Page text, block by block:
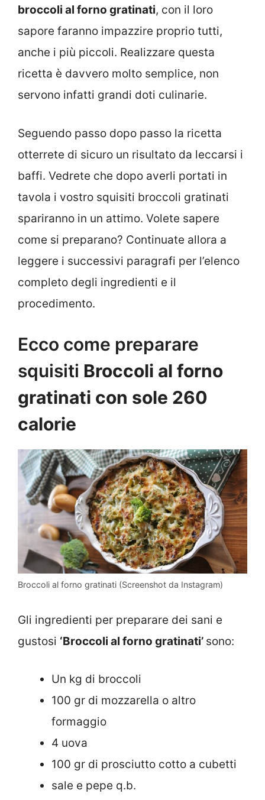
broccoli al forno gratinati, con il loro
sapore faranno impazzire proprio tutti,
anche i più piccoli. Realizzare questa
ricetta è davvero molto semplice, non
servono infatti grandi doti culinarie.
Seguendo passo dopo passo la ricetta
otterrete di sicuro un risultato da leccarsi i
baffi. Vedrete che dopo averli portati in
tavola i vostro squisiti broccoli gratinati
spariranno in un attimo. Volete sapere
come si preparano? Continuate allora a
leggere i successivi paragrafi per l’elenco
completo degli ingredienti e il
procedimento.
Ecco come preparare
squisiti Broccoli al forno
gratinati con sole 260
calorie
Broccoli al forno gratinati (Screenshot da Instagram)
Gli ingredienti per preparare dei sani e
gustosi ‘Broccoli al forno gratinati’ sono:
Un kg di broccoli
100 gr di mozzarella o altro
formaggio
4 uova
100 gr di prosciutto cotto a cubetti
sale e pepe q.b.